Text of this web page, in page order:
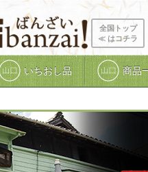
全国トップ
≪ ︎はコチラ
いちおし品 商品